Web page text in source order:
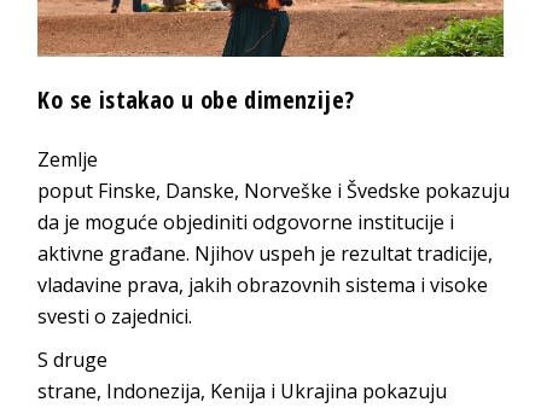
Ko se istakao u obe dimenzije?
Zemlje
poput Finske, Danske, Norveške iŠvedske pokazuju
da je moguće objediniti odgovorne institucije i
aktivne građane. Njihov uspeh je rezultat tradicije,
vladavine prava, jakih obrazovnih sistema i visoke
svesti o zajednici.
S druge
strane, Indonezija, Kenija i Ukrajina pokazuju